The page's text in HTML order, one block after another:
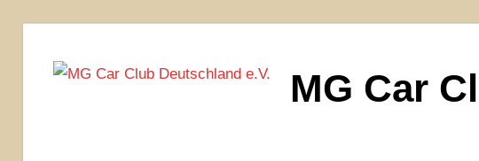
Inhalt
MG Car